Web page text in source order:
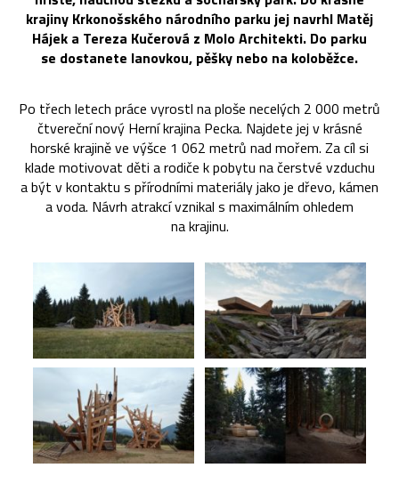
krajiny Krkonošského národního parku jej navrhl Matěj
Hájek a Tereza Kučerová z Molo Architekti. Do parku
se dostanete lanovkou, pěšky nebo na koloběžce.
Po třech letech práce vyrostl na ploše necelých 2 000 metrů
čtvereční nový Herní krajina Pecka. Najdete jej v krásné
horské krajině ve výšce 1 062 metrů nad mořem. Za cíl si
klade motivovat děti a rodiče k pobytu na čerstvé vzduchu
a být v kontaktu s přírodními materiály jako je dřevo, kámen
a voda. Návrh atrakcí vznikal s maximálním ohledem
na krajinu.